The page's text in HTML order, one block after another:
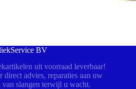
BV
uit voorraad leverbaar!
advies, reparaties aan uw
van slangen terwijl u wacht.